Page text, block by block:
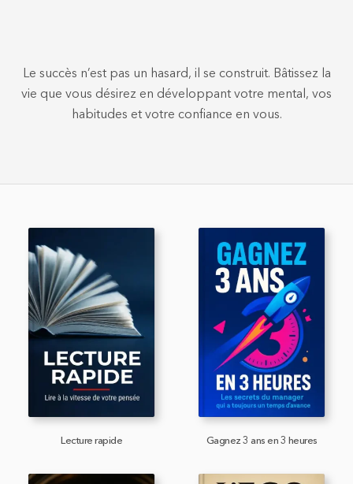
Le succès n’est pas un hasard, il se construit. Bâtissez la
vie que vous désirez en développant votre mental, vos
habitudes et votre confiance en vous.
Lecture rapide Gagnez 3 ans en 3 heures